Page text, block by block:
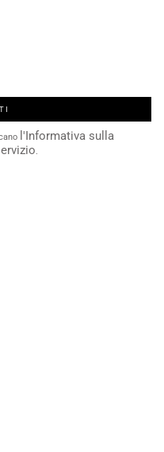
l'Informativa sulla
.